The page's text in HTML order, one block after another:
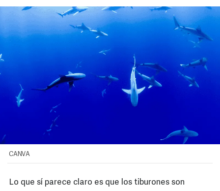
CANVA
Lo que sí parece claro es que los tiburones son